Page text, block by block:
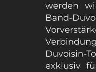
werden
Band-
Duvoisin-
exklusiv